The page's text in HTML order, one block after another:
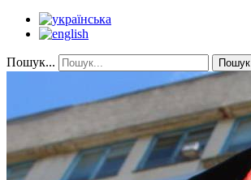
Пошук... Пошук